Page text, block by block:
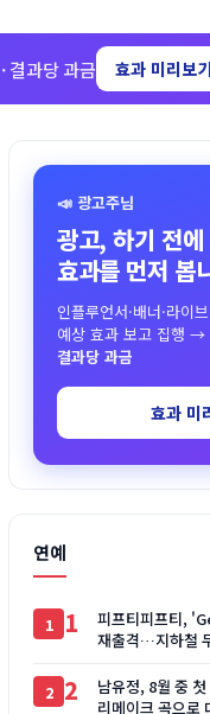
결과당 과금 효과 미리보
📣 광고주님
광고, 하기 전에
효과를 먼저 봅
인플루언서·배너·라이
예상 효과 보고 집행 →
결과당 과금
효과
연예
1
피프티피프티,
재출격…지하철
2
남유정, 8월 중
리메이크 곡으로